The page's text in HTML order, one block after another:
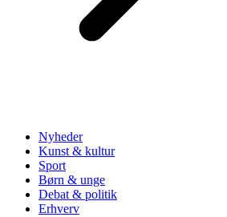
Nyheder
Kunst & kultur
Sport
Børn & unge
Debat & politik
Erhverv